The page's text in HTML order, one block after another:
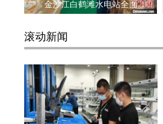
金沙江白鹤滩水电站全面
滚动新闻